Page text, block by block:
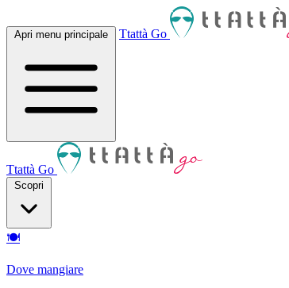
Apri menu principale Ttattà Go
Ttattà Go
Scopri
🍽
Dove mangiare